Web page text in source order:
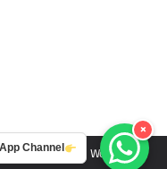
byColorMagand WordPress .
Channel
×